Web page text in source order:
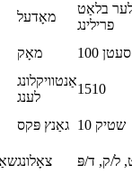
מאָדעל
בלאַט
פרילינג
מאָק
100 סעטן
אַנטוויקלונג
לענג
1510
גאַנץ פּקס 10 שטיק
צאָלונג
ל/ק, ד/פּ